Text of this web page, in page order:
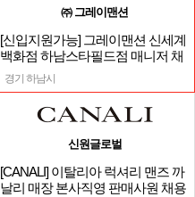
㈜ 그레이맨션
[신입지원가능] 그레이맨션 신세계
백화점 하남스타필드점 매니저 채
용
경기 하남시
신원글로벌
[CANALI] 이탈리아 럭셔리 맨즈 까
날리 매장 본사직영 판매사원 채용